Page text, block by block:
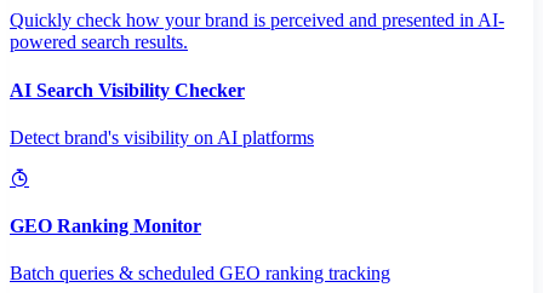
Quickly check how your brand is perceived and presented in AI-
powered search results.
AI Search Visibility Checker
Detect brand's visibility on AI platforms
GEO Ranking Monitor
Batch queries & scheduled GEO ranking tracking